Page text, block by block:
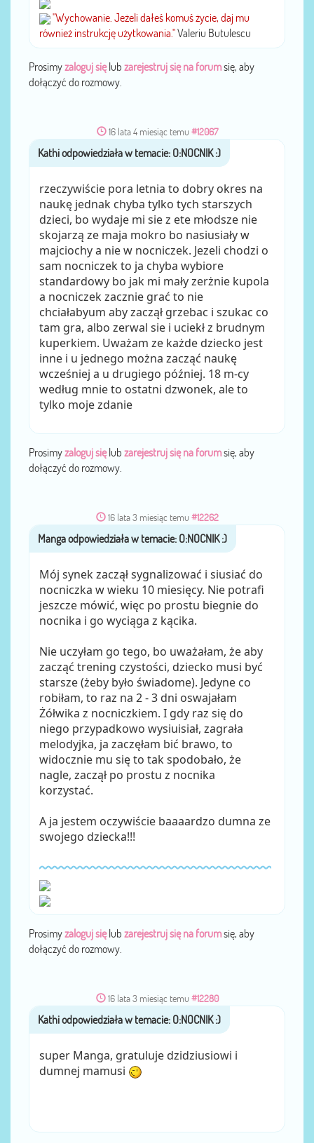
"Wychowanie. Jeżeli dałeś komuś życie, daj mu
również instrukcję użytkowania."Valeriu Butulescu
Prosimyzaloguj sięlub zarejestruj się na forumsię, aby
dołączyć do rozmowy.
16 lata 4 miesiąc temu #12067
przezKathi
rzeczywiście pora letnia to dobry okres na
naukę jednak chyba tylko tych starszych
dzieci, bo wydaje mi sie z ete młodsze nie
skojarzą ze maja mokro bo nasiusiały w
majciochy a nie w nocniczek. Jezeli chodzi o
sam nocniczek to ja chyba wybiore
standardowy bo jak mi mały zerżnie kupola
a nocniczek zacznie grać to nie
chciałabyum aby zaczął grzebac i szukac co
tam gra, albo zerwal sie i uciekł z brudnym
kuperkiem. Uważam ze każde dziecko jest
inne i u jednego można zacząć naukę
wcześniej a u drugiego później. 18 m-cy
według mnie to ostatni dzwonek, ale to
tylko moje zdanie
Prosimyzaloguj sięlub zarejestruj się na forumsię, aby
dołączyć do rozmowy.
16 lata 3 miesiąc temu #12262
przezManga
Mój synek zaczął sygnalizować i siusiać do
nocniczka w wieku 10 miesięcy. Nie potrafi
jeszcze mówić, więc po prostu biegnie do
nocnika i go wyciąga z kącika.
Nie uczyłam go tego, bo uważałam, że aby
zacząć trening czystości, dziecko musi być
starsze (żeby było świadome). Jedyne co
robiłam, to raz na 2 - 3 dni oswajałam
Żółwika z nocniczkiem. I gdy raz się do
niego przypadkowo wysiuisiał, zagrała
melodyjka, ja zaczęłam bić brawo, to
widocznie mu się to tak spodobało, że
nagle, zaczął po prostu z nocnika
korzystać.
A ja jestem oczywiście baaaardzo dumna ze
swojego dziecka!!!
Prosimyzaloguj sięlub zarejestruj się na forumsię, aby
dołączyć do rozmowy.
16 lata 3 miesiąc temu #12280
przezKathi
super Manga, gratuluje dzidziusiowi i
dumnej mamusi